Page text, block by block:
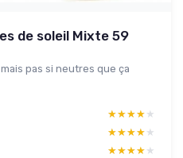
de soleil Mixte 59
pas si neutres que ça
★★★★★
★★★★★
★★★★★
★★★★★
★★★★★
★★★★★